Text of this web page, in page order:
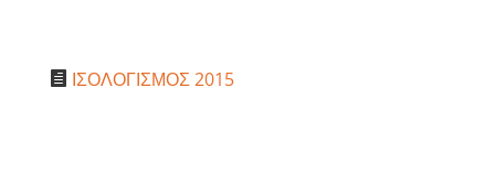
 ΙΣΟΛΟΓΙΣΜΟΣ 2015